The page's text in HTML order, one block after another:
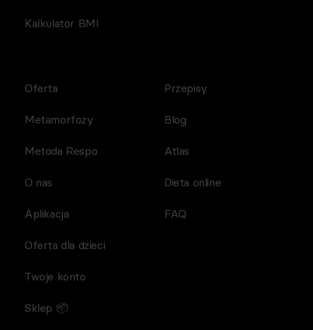
Kalkulator BMI
Oferta
Metamorfozy
Metoda Respo
O nas
Aplikacja
Przepisy
Blog
Atlas
Dieta online
FAQ
Oferta dla dzieci
Twoje konto
Sklep 📦